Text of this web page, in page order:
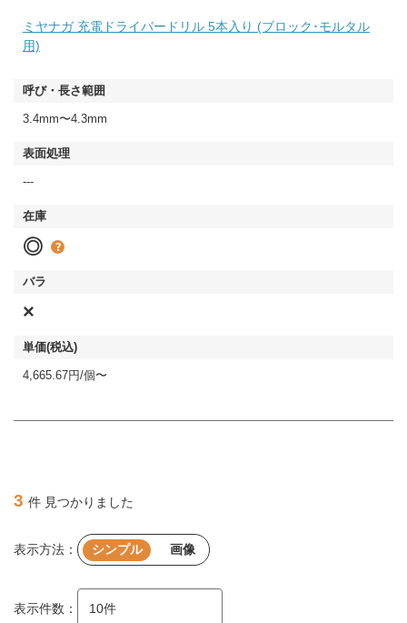
ミヤナガ 充電ドライバードリル 5本入り (ブロック･モルタル
用)
3.4mm〜4.3mm
---
◎
×
4,665.67円/個〜
3 件 見つかりました
表示方法： シンプル 画像
表示件数：